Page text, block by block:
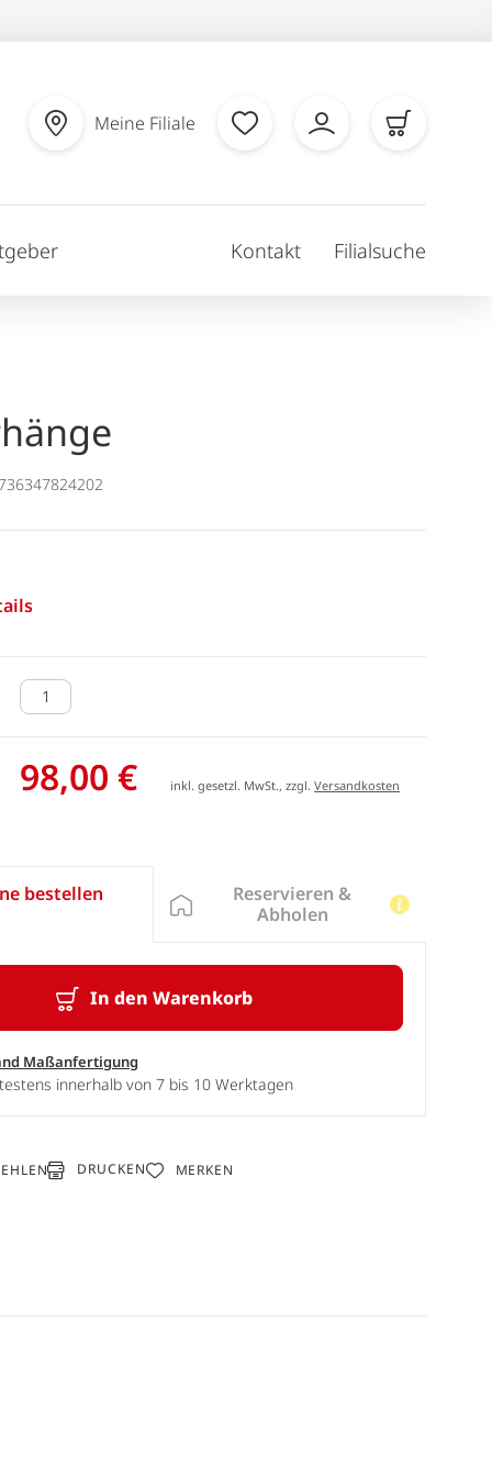
Meine Filiale
Kontakt Filialsuche
98,00 € inkl. gesetzl. MwSt., zzgl.Versandkosten
bestellen
In den Warenkorb
Maßanfertigung
innerhalb von 7 bis 10 Werktagen
Reservieren &
Abholen
DRUCKEN MERKEN